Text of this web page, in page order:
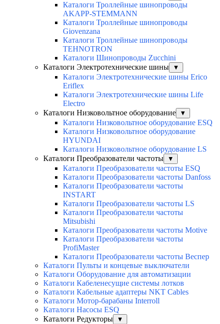
Каталоги Троллейные шинопроводы
AKAPP-STEMMANN
Каталоги Троллейные шинопроводы
Giovenzana
Каталоги Троллейные шинопроводы
TEHNOTRON
Каталоги Шинопроводы Zucchini
Каталоги Электротехнические шины
▼
Каталоги Электротехнические шины Erico
Eriflex
Каталоги Электротехнические шины Life
Electro
Каталоги Низковольтное оборудование
▼
Каталоги Низковольтное оборудование ESQ
Каталоги Низковольтное оборудование
HYUNDAI
Каталоги Низковольтное оборудование LS
Каталоги Преобразователи частоты
▼
Каталоги Преобразователи частоты ESQ
Каталоги Преобразователи частоты Danfoss
Каталоги Преобразователи частоты
INSTART
Каталоги Преобразователи частоты LS
Каталоги Преобразователи частоты
Mitsubishi
Каталоги Преобразователи частоты Motive
Каталоги Преобразователи частоты
ProfiMaster
Каталоги Преобразователи частоты Веспер
Каталоги Пульты и концевые выключатели
Каталоги Оборудование для автоматизации
Каталоги Кабеленесущие системы лотков
Каталоги Кабельные адаптеры NKT Cables
Каталоги Мотор-барабаны Interroll
Каталоги Насосы ESQ
Каталоги Редукторы
▼